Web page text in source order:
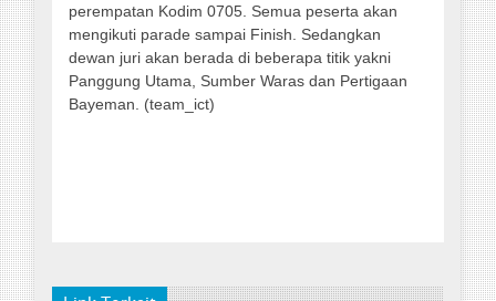
perempatan Kodim 0705. Semua peserta akan
mengikuti parade sampai Finish. Sedangkan
dewan juri akan berada di beberapa titik yakni
Panggung Utama, Sumber Waras dan Pertigaan
Bayeman. (team_ict)